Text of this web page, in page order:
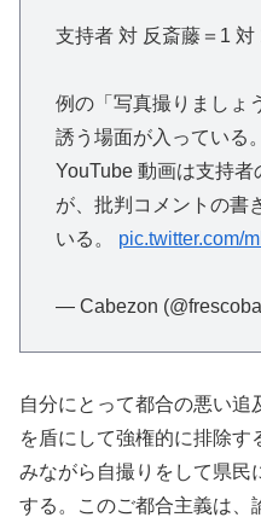
支持者 対 反斎藤＝1 対
例の「写真撮りましょ
誘う場面が入っている。
YouTube 動画は支持
が、批判コメントの書
いる。 pic.twitter.com/
— Cabezon
自分にとって都合の悪い追
を盾にして強権的に排除す
みながら自撮りをして県民
する。このご都合主義は、